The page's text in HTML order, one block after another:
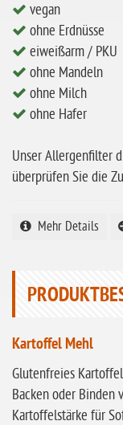
ohne Zuckerzusatz
ohne Reis
ohne Mais
ohne Senf
ohne Lupinen
ohne
ohne Sellerie
Sonnenblumen
ohne Palmöl
vegan
ohne Erdnüsse
eiweißarm / PKU
ohne Mandeln
ohne Milch
ohne Hafer
Unser Allergenfilter
überprüfen Sie die
Mehr Details
Kartoffel Mehl
Glutenfreies
Backen oder Binden
Kartoffelstärke für